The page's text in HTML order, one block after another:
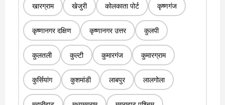
खारग्राम खेजुरी कोलकाता पोर्ट कृष्णगंज
कृष्णानगर दक्षिण कृष्णानगर उत्तर कुलपी
कुलतली कुल्टी कुमारगंज कुमारग्राम
कुर्सियांग कुशमांडी लाबपुर लालगोला